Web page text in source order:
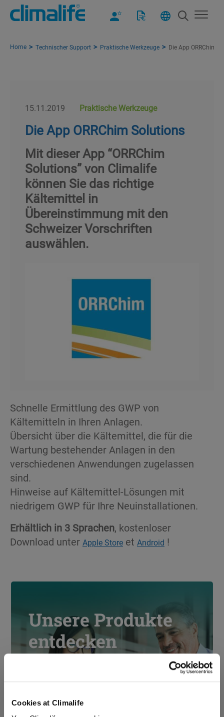
Cookies at Climalife
Home Technischer Support Praktische Werkzeuge Die App ORRChim
15.11.2019 Praktische Werkzeuge
Die App ORRChim Solutions
Mit dieser App “ORRChim
Solutions” von Climalife
können Sie das richtige
Kältemittel in
Übereinstimmung mit den
Schweizer Vorschriften
auswählen.
Schnelle Ermittlung des GWP von
Kältemitteln in Ihren Anlagen.
Übersicht über die Kältemittel, die für die
Wartung bestehender Anlagen in den
verschiedenen Anwendungen zugelassen
sind.
Hinweise auf Kältemittel-Lösungen mit
niedrigem GWP für Ihre Neuinstallationen.
Erhältlich in 3 Sprachen, kostenloser
Download unter Apple Store et Android !
Unsere Produkte
entdecken
Zu unserem Solution finder